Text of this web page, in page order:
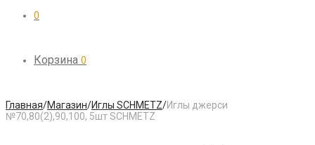
0
Корзина 0
Главная/Магазин/Иглы SCHMETZ/Иглы джерси
№70,80(2),90,100, 5шт SCHMETZ